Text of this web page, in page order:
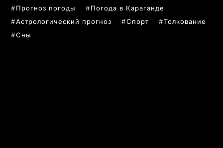
Прогноз погоды
Погода в Караганде
Астрологический прогноз
Спорт
Толкование
Сны